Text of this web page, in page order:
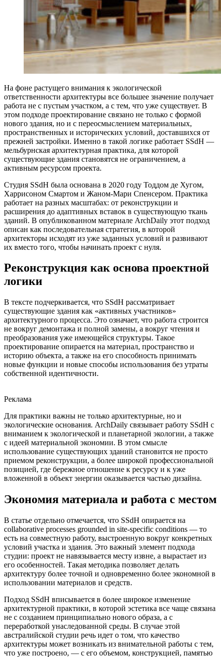
На фоне растущего внимания к экологической
ответственности архитектуры все большее значение получает
работа не с пустым участком, а с тем, что уже существует. В
этом подходе проектирование связано не только с формой
нового здания, но и с переосмыслением материальных,
пространственных и исторических условий, доставшихся от
прежней застройки. Именно в такой логике работает SSdH —
мельбурнская архитектурная практика, для которой
существующие здания становятся не ограничением, а
активным ресурсом проекта.
Студия SSdH была основана в 2020 году Тоддом де Хугом,
Харрисоном Смартом и Жаном-Мари Спенсером. Практика
работает на разных масштабах: от реконструкции и
расширения до адаптивных вставок в существующую ткань
зданий. В опубликованном материале ArchDaily этот подход
описан как последовательная стратегия, в которой
архитекторы исходят из уже заданных условий и развивают
их вместо того, чтобы начинать проект с нуля.
Реконструкция как основа проектной
логики
В тексте подчеркивается, что SSdH рассматривает
существующие здания как «активных участников»
архитектурного процесса. Это означает, что работа строится
не вокруг демонтажа и полной замены, а вокруг чтения и
преобразования уже имеющейся структуры. Такое
проектирование опирается на материал, пространство и
историю объекта, а также на его способность принимать
новые функции и новые способы использования без утраты
собственной идентичности.
Реклама
Для практики важны не только архитектурные, но и
экологические основания. ArchDaily связывает работу SSdH с
вниманием к экологической и планетарной экологии, а также
с идеей материальной экономии. В этом смысле
использование существующих зданий становится не просто
приемом реконструкции, а более широкой профессиональной
позицией, где бережное отношение к ресурсу и к уже
вложенной в объект энергии оказывается частью дизайна.
Экономия материала и работа с местом
В статье отдельно отмечается, что SSdH опирается на
collaborative processes grounded in site-specific conditions — то
есть на совместную работу, выстроенную вокруг конкретных
условий участка и здания. Это важный элемент подхода
студии: проект не навязывается месту извне, а вырастает из
его особенностей. Такая методика позволяет делать
архитектуру более точной и одновременно более экономной в
использовании материалов и средств.
Подход SSdH вписывается в более широкое изменение
архитектурной практики, в которой эстетика все чаще связана
не с созданием принципиально нового образа, а с
переработкой унаследованной среды. В случае этой
австралийской студии речь идет о том, что качество
архитектуры может возникать из внимательной работы с тем,
что уже построено, — с его объемом, конструкцией, памятью